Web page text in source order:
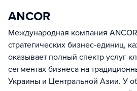
ANCOR
Международная компания
стратегических бизнес-единиц,
оказывает полный спектр услуг
сегментах бизнеса на
Украины и Центральной Азии. У